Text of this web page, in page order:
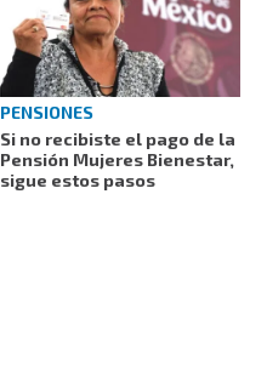
PENSIONES
Si no recibiste el pago de la
Pensión Mujeres Bienestar,
sigue estos pasos